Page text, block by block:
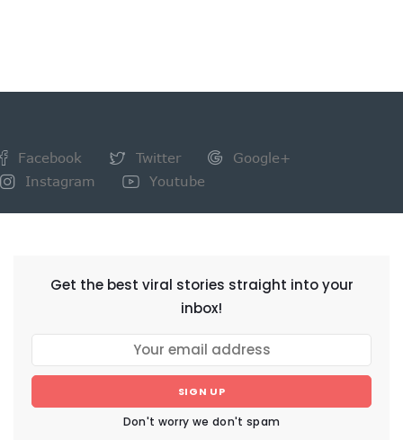
Facebook Twitter
Google+
Instagram
Youtube
Get the best viral stories straight into your
inbox!
SIGN UP
Don't worry we don't spam